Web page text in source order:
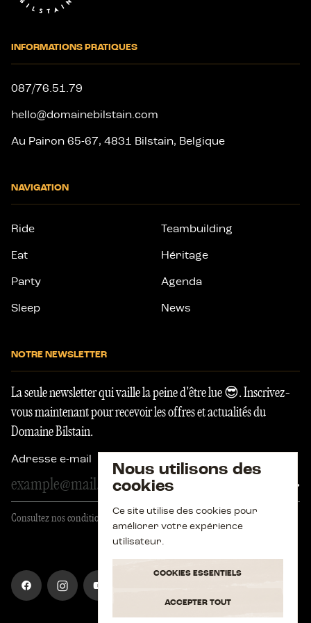
INFORMATIONS PRATIQUES
087/76.51.79
hello@domainebilstain.com
Au Pairon 65-67, 4831 Bilstain, Belgique
NAVIGATION
Ride
Eat
Party
Sleep
Teambuilding
Héritage
Agenda
News
NOTRE NEWSLETTER
La seule newsletter qui vaille la peine d'être lue 😎. Inscrivez-
vous maintenant pour recevoir les offres et actualités du
Domaine Bilstain.
Adresse e-mail
Consultez nos conditions générales
Aller
sur
notre
Aller
sur
notre
Aller
sur
notre
youtube linkedin
Nous utilisons des
cookies
Ce site utilise des cookies pour
améliorer votre expérience
utilisateur.
COOKIES ESSENTIELS
ACCEPTER TOUT